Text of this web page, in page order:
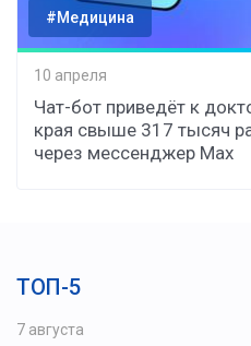
#Медицина
10 апреля
Чат-бот приведёт к
края свыше 317 тысяч
через мессенджер Мax
ТОП-5
7 августа